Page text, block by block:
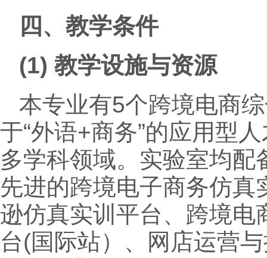
四、教学条件
(1) 教学设施与资源
本专业有5个跨境电商
于“外语+商务”的应用型
多学科领域。实验室均
先进的跨境电子商务仿
逊仿真实训平台、跨境
台(国际站）、网店运营